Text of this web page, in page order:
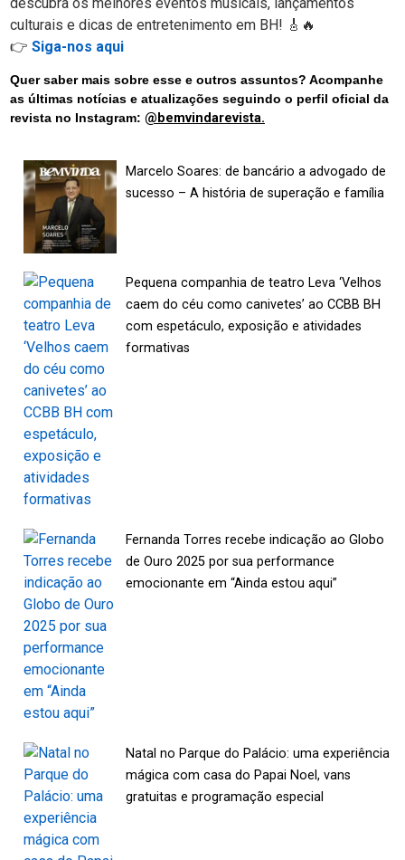
culturais e dicas de entretenimento em BH! 🎸🔥
👉 Siga-nos aqui
Quer saber mais sobre esse e outros assuntos? Acompanhe
as últimas notícias e atualizações seguindo o perfil oficial da
revista no Instagram: @bemvindarevista.
Marcelo Soares: de bancário a advogado de
sucesso – A história de superação e família
Pequena companhia de teatro Leva ‘Velhos
caem do céu como canivetes’ ao CCBB BH
com espetáculo, exposição e atividades
formativas
Fernanda Torres recebe indicação ao Globo
de Ouro 2025 por sua performance
emocionante em “Ainda estou aqui”
Natal no Parque do Palácio: uma experiência
mágica com casa do Papai Noel, vans
gratuitas e programação especial